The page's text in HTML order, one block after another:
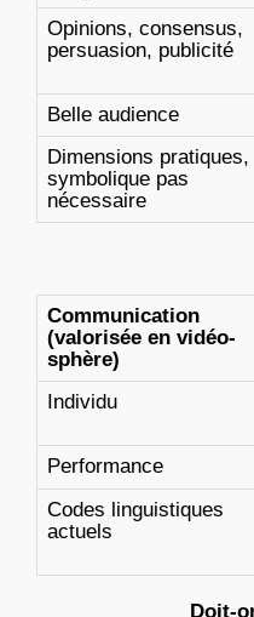
Opinions, consensus,
persuasion, publicité
Belle audience
Dimensions pratiques,
symbolique pas
nécessaire
Communication
(valorisée en vidéo-
sphère)
Individu
Performance
Codes linguistiques
actuels
Doit-